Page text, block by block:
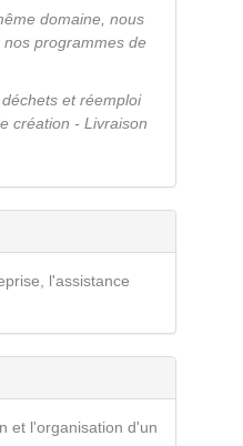
domaine, nous
programmes de
et réemploi
création - Livraison
l'assistance
et l'organisation d'un